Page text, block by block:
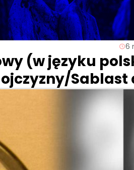
6
(w języku
ojczyzny/Sablast